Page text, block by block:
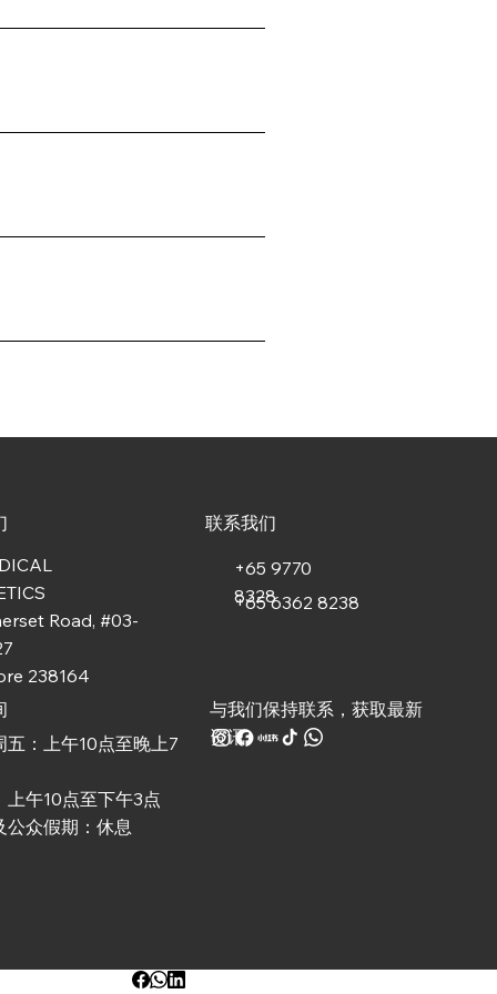
Road, #03-
238164
五：上午10点至晚上7
上午10点至下午3点
公众假期：休息
联系我们
+65 9770
8328
+65 6362 8238
与我们保持联系，获取最新
资讯